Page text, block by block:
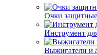
Очки защитные
Инструмент
Выжигатели и